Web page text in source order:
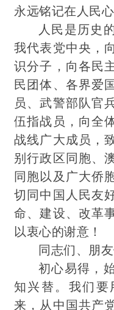
永远铭记在人民心
人民是历史
我代表党中央，
识分子，向各民
民团体、各界爱
员、武警部队官
伍指战员，向全
战线广大成员，
别行政区同胞、
同胞以及广大侨
切同中国人民友
命、建设、改革
以衷心的谢意！
同志们、朋友
初心易得，
知兴替。我们要
来，从中国共产